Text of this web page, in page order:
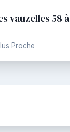
vauzelles 58 à
Proche